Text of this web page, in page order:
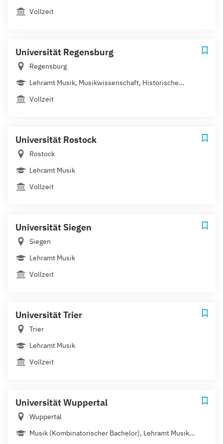
Vollzeit
Universität Regensburg
Regensburg
Lehramt Musik, Musikwissenschaft, Historische...
Vollzeit
Universität Rostock
Rostock
Lehramt Musik
Vollzeit
Universität Siegen
Siegen
Lehramt Musik
Vollzeit
Universität Trier
Trier
Lehramt Musik
Vollzeit
Universität Wuppertal
Wuppertal
Musik (Kombinatorischer Bachelor), Lehramt Musik...